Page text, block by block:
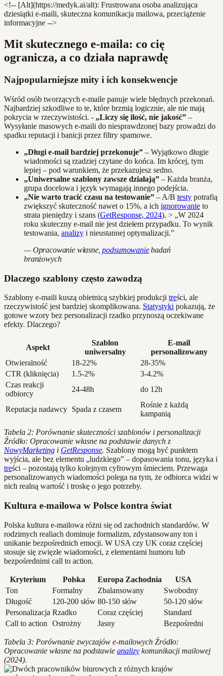
<!-- [Alt](https://medyk.ai/alt): Frustrowana osoba analizująca
dziesiątki e-maili, skuteczna komunikacja mailowa, przeciążenie
informacyjne -->
Mit skutecznego e-maila: co cię
ogranicza, a co działa naprawdę
Najpopularniejsze mity i ich konsekwencje
Wśród osób tworzących e-maile panuje wiele błędnych przekonań.
Najbardziej szkodliwe to te, które brzmią logicznie, ale nie mają
pokrycia w rzeczywistości. - „Liczy się ilość, nie jakość” –
Wysyłanie masowych e-maili do niesprawdzonej bazy prowadzi do
spadku reputacji i banicji przez filtry spamowe.
„Długi e-mail bardziej przekonuje” – Wyjątkowo długie
wiadomości są rzadziej czytane do końca. Im krócej, tym
lepiej – pod warunkiem, że przekazujesz sedno.
„Uniwersalne szablony zawsze działają” – Każda branża,
grupa docelowa i język wymagają innego podejścia.
„Nie warto tracić czasu na testowanie” – A/B testy potrafią
zwiększyć skuteczność nawet o 15%, a ich ignorowanie to
strata pieniędzy i szans (GetResponse, 2024). > „W 2024
roku skuteczny e-mail nie jest dziełem przypadku. To wynik
testowania, analizy i nieustannej optymalizacji.”
— Opracowanie własne,podsumowaniebadań
branżowych
Dlaczego szablony często zawodzą
Szablony e-maili kuszą obietnicą szybkiej produkcji treści, ale
rzeczywistość jest bardziej skomplikowana. Statystyki pokazują, że
gotowe wzory bez personalizacji rzadko przynoszą oczekiwane
efekty. Dlaczego?
Aspekt
Szablon
uniwersalny
E-mail
personalizowany
Otwieralność
18-22%
28-35%
CTR (kliknięcia)
1.5-2%
3-4.2%
Czas reakcji
odbiorcy
24-48h do 12h
Reputacja nadawcy Spada z czasem
Rośnie z każdą
kampanią
Tabela 2: Porównanie skuteczności szablonów i personalizacji
Źródło: Opracowanie własne na podstawie danych z
NowyMarketing i GetResponse. Szablony mogą być punktem
wyjścia, ale bez elementu „ludzkiego” – dopasowania tonu, języka i
treści – pozostają tylko kolejnym cyfrowym śmieciem. Przewaga
personalizowanych wiadomości polega na tym, że odbiorca widzi w
nich realną wartość i troskę o jego potrzeby.
Kultura e-mailowa w Polsce kontra świat
Polska kultura e-mailowa różni się od zachodnich standardów. W
rodzimych realiach dominuje formalizm, zdystansowany ton i
unikanie bezpośrednich emocji. W USA czy UK coraz częściej
stosuje się zwięzłe wiadomości, z elementami humoru lub
bezpośrednimi call to action.
Kryterium Polska Europa Zachodnia
USA
Ton
Formalny Zbalansowany
Swobodny
Długość
120-200 słów 80-150 słów
50-120 słów
Personalizacja Rzadko Coraz częściej
Standard
Call to action
Ostrożny Jasny Bezpośredni
Tabela 3: Porównanie zwyczajów e-mailowych Źródło:
Opracowanie własne na podstawie analizy komunikacji mailowej
(2024).